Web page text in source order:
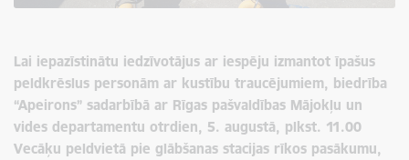
Lai iepazīstinātu iedzīvotājus ar iespēju izmantot īpašus
peldkrēslus personām ar kustību traucējumiem, biedrība
“Apeirons” sadarbībā ar Rīgas pašvaldības Mājokļu un
vides departamentu otrdien, 5. augustā, plkst. 11.00
Vecāķu peldvietā pie glābšanas stacijas rīkos pasākumu,